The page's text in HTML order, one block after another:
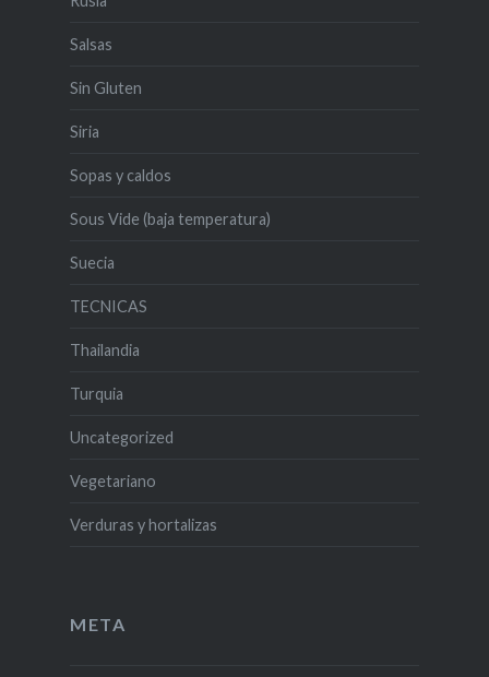
Salsas
Sin Gluten
Siria
Sopas y caldos
Sous Vide (baja temperatura)
Suecia
TECNICAS
Thailandia
Turquia
Uncategorized
Vegetariano
Verduras y hortalizas
META